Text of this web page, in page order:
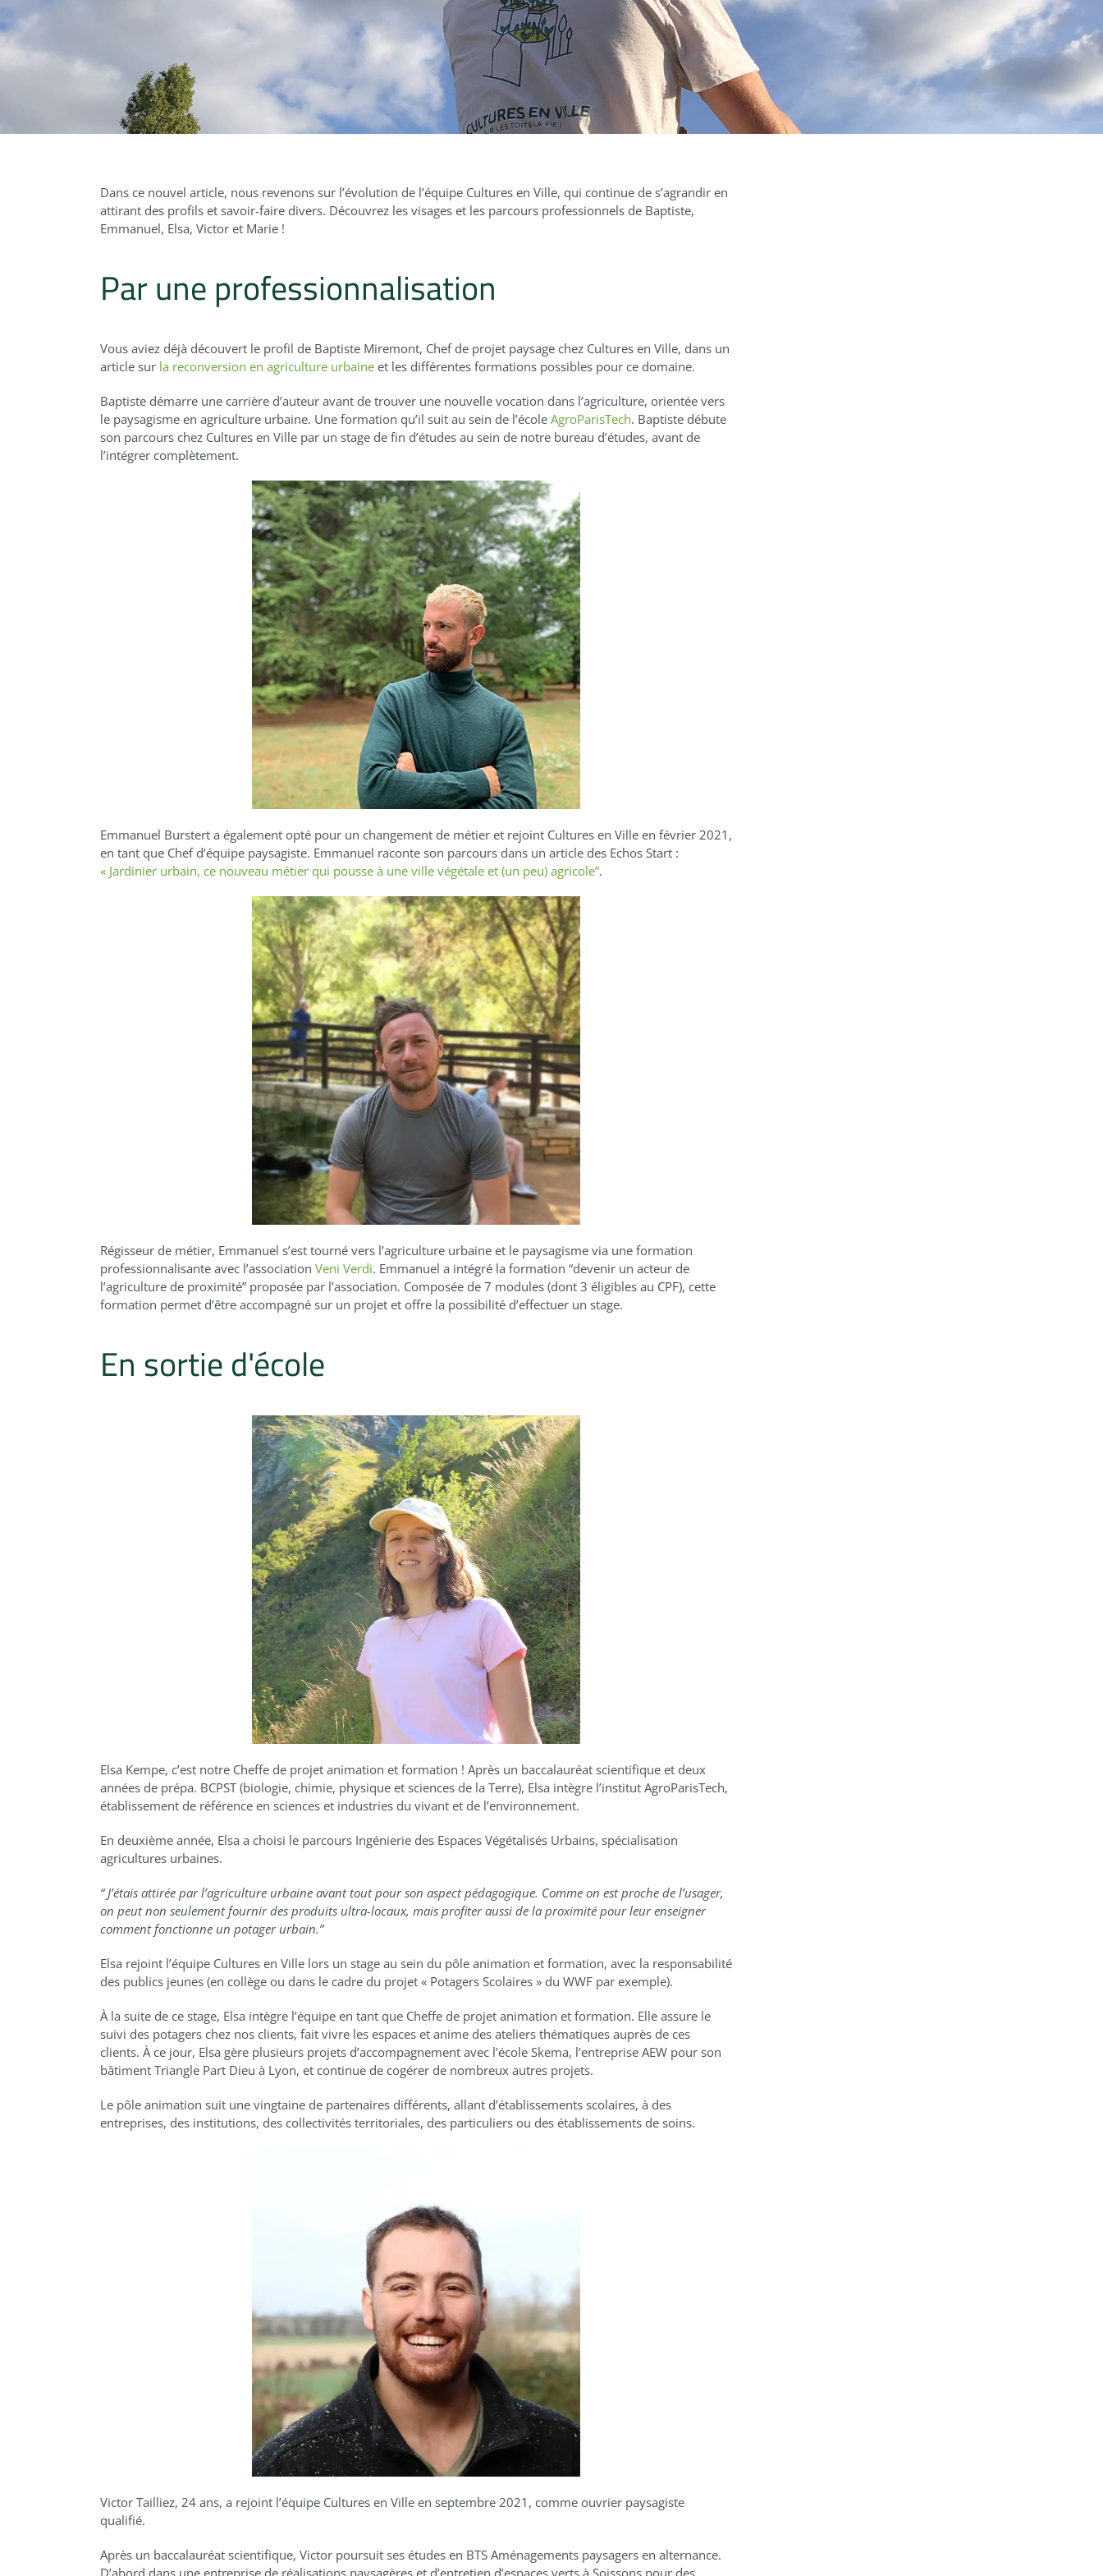
Dans ce nouvel article, nous revenons sur l’évolution de l’équipe Cultures en Ville, qui continue de s’agrandir en
attirant des profils et savoir-faire divers. Découvrez les visages et les parcours professionnels de Baptiste,
Emmanuel, Elsa, Victor et Marie !
Par une professionnalisation
Vous aviez déjà découvert le profil de Baptiste Miremont, Chef de projet paysage chez Cultures en Ville, dans un
article sur la reconversion en agriculture urbaine et les différentes formations possibles pour ce domaine.
Baptiste démarre une carrière d’auteur avant de trouver une nouvelle vocation dans l’agriculture, orientée vers
le paysagisme en agriculture urbaine. Une formation qu’il suit au sein de l’école AgroParisTech. Baptiste débute
son parcours chez Cultures en Ville par un stage de fin d’études au sein de notre bureau d’études, avant de
l’intégrer complètement.
Emmanuel Burstert a également opté pour un changement de métier et rejoint Cultures en Ville en février 2021,
en tant que Chef d’équipe paysagiste. Emmanuel raconte son parcours dans un article des Echos Start :
« Jardinier urbain, ce nouveau métier qui pousse à une ville végétale et (un peu) agricole”.
Régisseur de métier, Emmanuel s’est tourné vers l’agriculture urbaine et le paysagisme via une formation
professionnalisante avec l’association Veni Verdi. Emmanuel a intégré la formation “devenir un acteur de
l’agriculture de proximité” proposée par l’association. Composée de 7 modules (dont 3 éligibles au CPF), cette
formation permet d’être accompagné sur un projet et offre la possibilité d’effectuer un stage.
En sortie d'école
Elsa Kempe, c’est notre Cheffe de projet animation et formation ! Après un baccalauréat scientifique et deux
années de prépa. BCPST (biologie, chimie, physique et sciences de la Terre), Elsa intègre l’institut AgroParisTech,
établissement de référence en sciences et industries du vivant et de l’environnement.
En deuxième année, Elsa a choisi le parcours Ingénierie des Espaces Végétalisés Urbains, spécialisation
agricultures urbaines.
“J’étais attirée par l’agriculture urbaine avant tout pour son aspect pédagogique. Comme on est proche de l’usager,
on peut non seulement fournir des produits ultra-locaux, mais profiter aussi de la proximité pour leur enseigner
comment fonctionne un potager urbain.”
Elsa rejoint l’équipe Cultures en Ville lors un stage au sein du pôle animation et formation, avec la responsabilité
des publics jeunes (en collège ou dans le cadre du projet « Potagers Scolaires » du WWF par exemple).
À la suite de ce stage, Elsa intègre l’équipe en tant que Cheffe de projet animation et formation. Elle assure le
suivi des potagers chez nos clients, fait vivre les espaces et anime des ateliers thématiques auprès de ces
clients. À ce jour, Elsa gère plusieurs projets d’accompagnement avec l’école Skema, l’entreprise AEW pour son
bâtiment Triangle Part Dieu à Lyon, et continue de cogérer de nombreux autres projets.
Le pôle animation suit une vingtaine de partenaires différents, allant d’établissements scolaires, à des
entreprises, des institutions, des collectivités territoriales, des particuliers ou des établissements de soins.
Victor Tailliez, 24 ans, a rejoint l’équipe Cultures en Ville en septembre 2021, comme ouvrier paysagiste
qualifié.
Après un baccalauréat scientifique, Victor poursuit ses études en BTS Aménagements paysagers en alternance.
D’abord dans une entreprise de réalisations paysagères et d’entretien d’espaces verts à Soissons pour des